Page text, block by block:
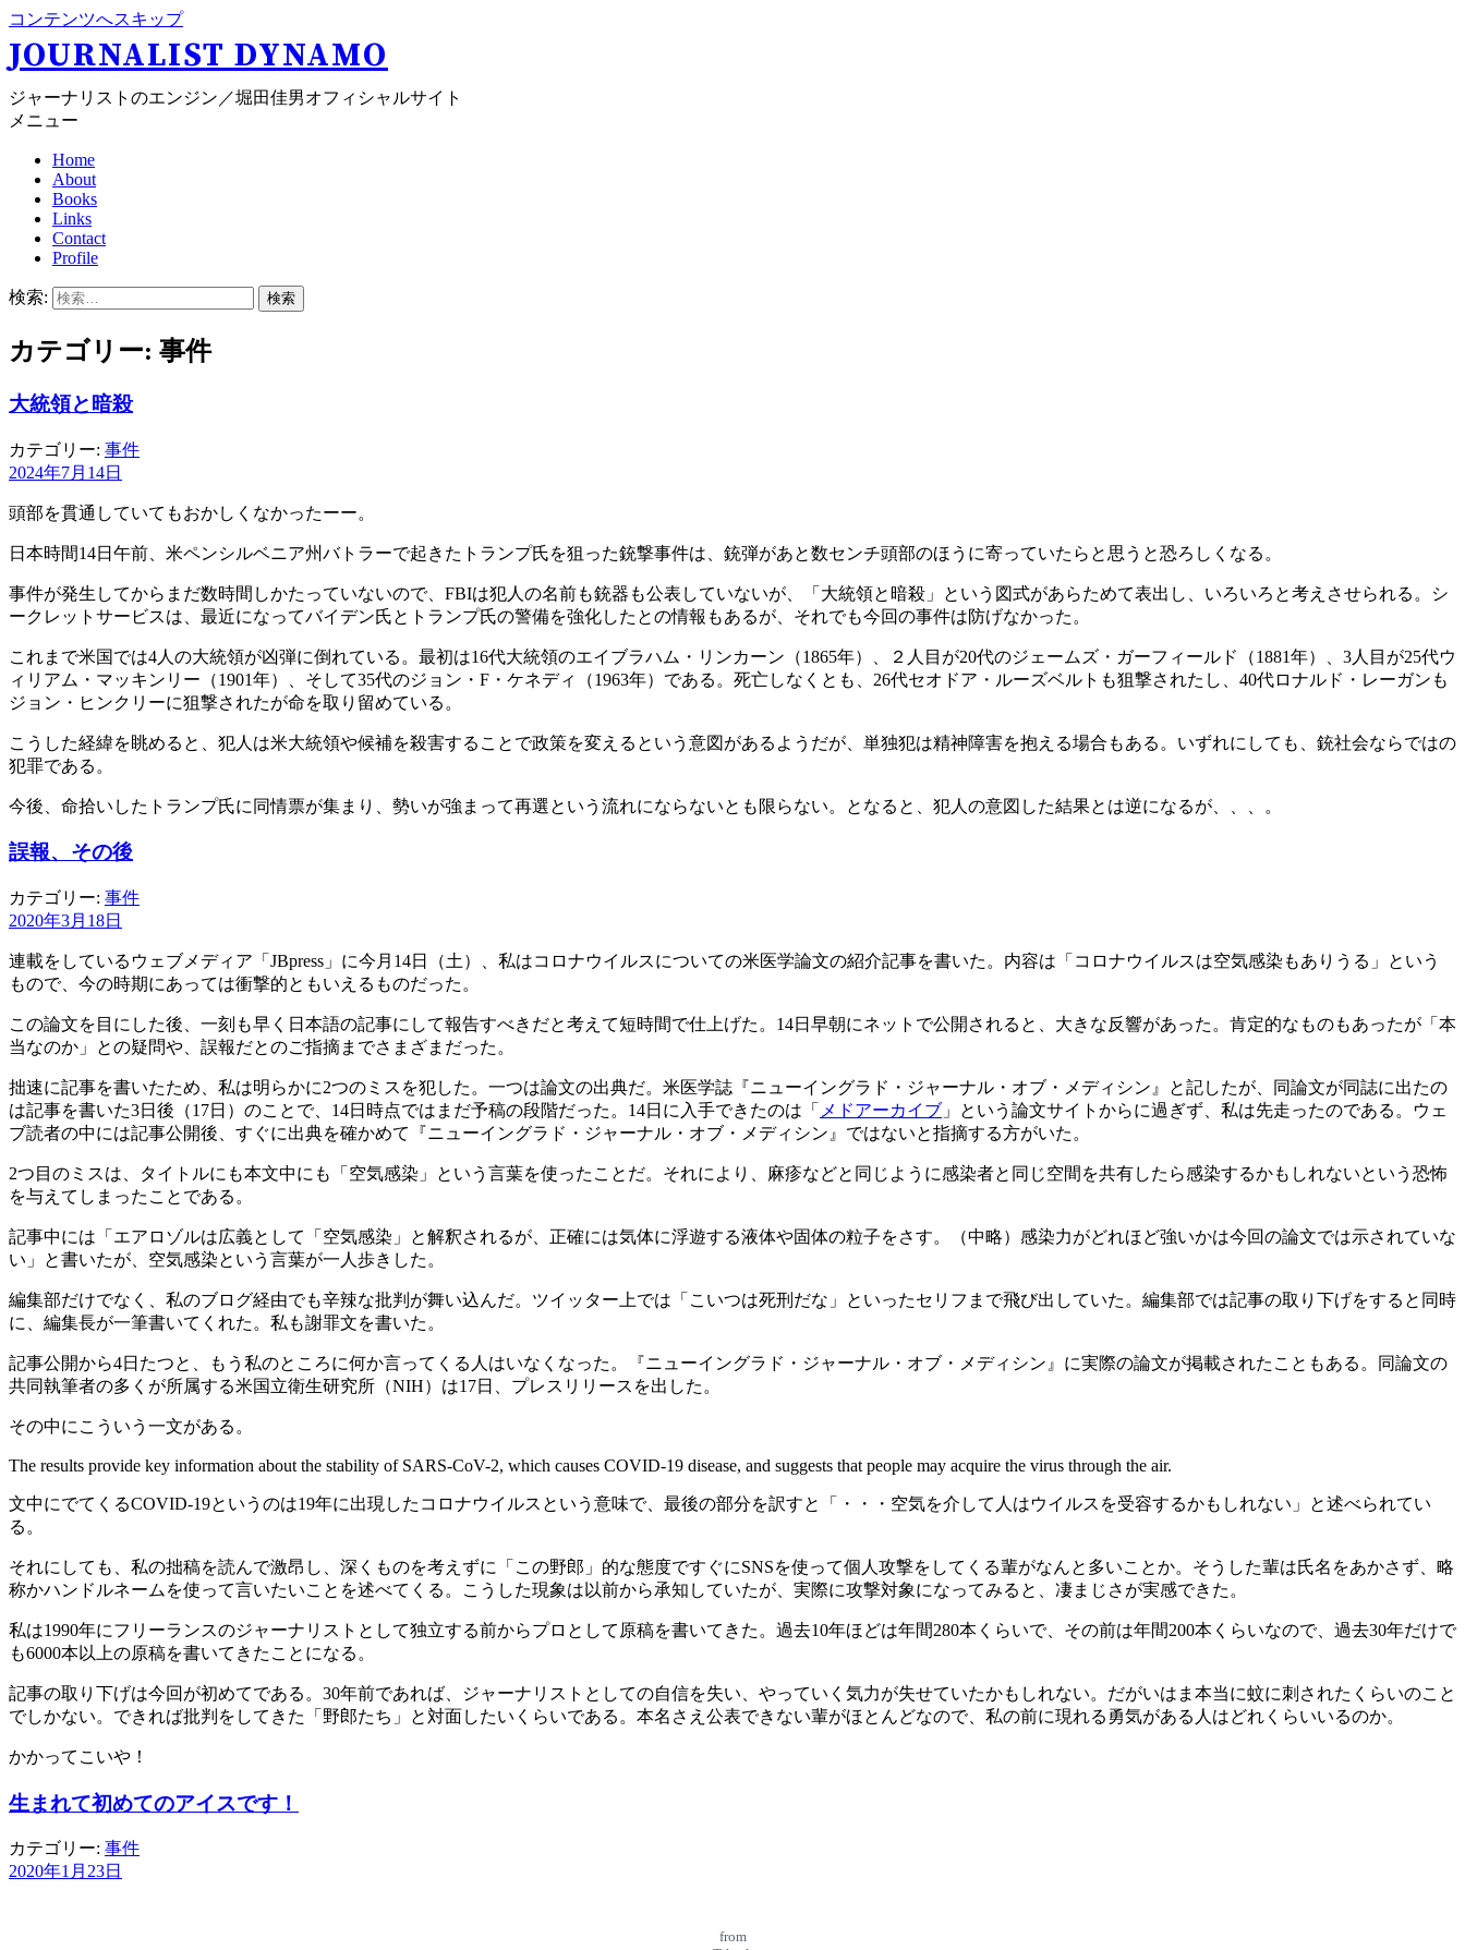
コンテンツへスキップ
JOURNALIST DYNAMO
ジャーナリストのエンジン／堀田佳男オフィシャルサイト
メニュー
Home
About
Books
Links
Contact
Profile
検索:
カテゴリー: 事件
大統領と暗殺
カテゴリー: 事件
2024年7月14日
頭部を貫通していてもおかしくなかったーー。
日本時間14日午前、米ペンシルベニア州バトラーで起きたトランプ氏を狙った銃撃事件は、銃弾があと数センチ頭部のほうに寄っていたらと思うと恐ろしくなる。
事件が発生してからまだ数時間しかたっていないので、FBIは犯人の名前も銃器も公表していないが、「大統領と暗殺」という図式があらためて表出し、いろいろと考えさせられる。シ
ークレットサービスは、最近になってバイデン氏とトランプ氏の警備を強化したとの情報もあるが、それでも今回の事件は防げなかった。
これまで米国では4人の大統領が凶弾に倒れている。最初は16代大統領のエイブラハム・リンカーン（1865年）、２人目が20代のジェームズ・ガーフィールド（1881年）、3人目が25代ウ
ィリアム・マッキンリー（1901年）、そして35代のジョン・F・ケネディ（1963年）である。死亡しなくとも、26代セオドア・ルーズベルトも狙撃されたし、40代ロナルド・レーガンも
ジョン・ヒンクリーに狙撃されたが命を取り留めている。
こうした経緯を眺めると、犯人は米大統領や候補を殺害することで政策を変えるという意図があるようだが、単独犯は精神障害を抱える場合もある。いずれにしても、銃社会ならではの
犯罪である。
今後、命拾いしたトランプ氏に同情票が集まり、勢いが強まって再選という流れにならないとも限らない。となると、犯人の意図した結果とは逆になるが、、、。
誤報、その後
カテゴリー: 事件
2020年3月18日
連載をしているウェブメディア「JBpress」に今月14日（土）、私はコロナウイルスについての米医学論文の紹介記事を書いた。内容は「コロナウイルスは空気感染もありうる」という
もので、今の時期にあっては衝撃的ともいえるものだった。
この論文を目にした後、一刻も早く日本語の記事にして報告すべきだと考えて短時間で仕上げた。14日早朝にネットで公開されると、大きな反響があった。肯定的なものもあったが「本
当なのか」との疑問や、誤報だとのご指摘までさまざまだった。
拙速に記事を書いたため、私は明らかに2つのミスを犯した。一つは論文の出典だ。米医学誌『ニューイングラド・ジャーナル・オブ・メディシン』と記したが、同論文が同誌に出たの
は記事を書いた3日後（17日）のことで、14日時点ではまだ予稿の段階だった。14日に入手できたのは「 メドアーカイブ 」という論文サイトからに過ぎず、私は先走ったのである。ウェ
ブ読者の中には記事公開後、すぐに出典を確かめて『ニューイングラド・ジャーナル・オブ・メディシン』ではないと指摘する方がいた。
2つ目のミスは、タイトルにも本文中にも「空気感染」という言葉を使ったことだ。それにより、麻疹などと同じように感染者と同じ空間を共有したら感染するかもしれないという恐怖
を与えてしまったことである。
記事中には「エアロゾルは広義として「空気感染」と解釈されるが、正確には気体に浮遊する液体や固体の粒子をさす。（中略）感染力がどれほど強いかは今回の論文では示されていな
い」と書いたが、空気感染という言葉が一人歩きした。
編集部だけでなく、私のブログ経由でも辛辣な批判が舞い込んだ。ツイッター上では「こいつは死刑だな」といったセリフまで飛び出していた。編集部では記事の取り下げをすると同時
に、編集長が一筆書いてくれた。私も謝罪文を書いた。
記事公開から4日たつと、もう私のところに何か言ってくる人はいなくなった。『ニューイングラド・ジャーナル・オブ・メディシン』に実際の論文が掲載されたこともある。同論文の
共同執筆者の多くが所属する米国立衛生研究所（NIH）は17日、プレスリリースを出した。
その中にこういう一文がある。
The results provide key information about the stability of SARS-CoV-2, which causes COVID-19 disease, and suggests that people may acquire the virus through the air.
文中にでてくるCOVID-19というのは19年に出現したコロナウイルスという意味で、最後の部分を訳すと「・・・空気を介して人はウイルスを受容するかもしれない」と述べられてい
る。
それにしても、私の拙稿を読んで激昂し、深くものを考えずに「この野郎」的な態度ですぐにSNSを使って個人攻撃をしてくる輩がなんと多いことか。そうした輩は氏名をあかさず、略
称かハンドルネームを使って言いたいことを述べてくる。こうした現象は以前から承知していたが、実際に攻撃対象になってみると、凄まじさが実感できた。
私は1990年にフリーランスのジャーナリストとして独立する前からプロとして原稿を書いてきた。過去10年ほどは年間280本くらいで、その前は年間200本くらいなので、過去30年だけで
も6000本以上の原稿を書いてきたことになる。
記事の取り下げは今回が初めてである。30年前であれば、ジャーナリストとしての自信を失い、やっていく気力が失せていたかもしれない。だがいはま本当に蚊に刺されたくらいのこと
でしかない。できれば批判をしてきた「野郎たち」と対面したいくらいである。本名さえ公表できない輩がほとんどなので、私の前に現れる勇気がある人はどれくらいいるのか。
かかってこいや！
生まれて初めてのアイスです！
カテゴリー: 事件
2020年1月23日
from